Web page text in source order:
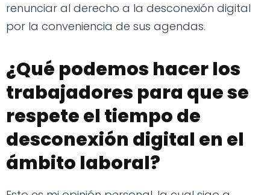
renunciar al derecho a la desconexión digital
por la conveniencia de sus agendas.
¿Qué podemos hacer los
trabajadores para que se
respete el tiempo de
desconexión digital en el
ámbito laboral?